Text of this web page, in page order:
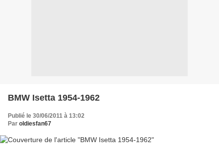
BMW Isetta 1954-1962
Publié le 30/06/2011 à 13:02
Par oldiesfan67